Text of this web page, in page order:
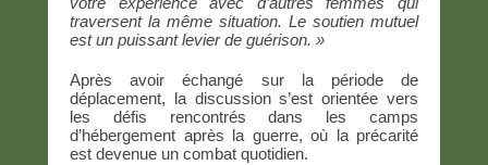
traversent la même situation. Le soutien mutuel
est un puissant levier de guérison. »
Après avoir échangé sur la période de
déplacement, la discussion s’est orientée vers
les défis rencontrés dans les camps
d’hébergement après la guerre, où la précarité
est devenue un combat quotidien.